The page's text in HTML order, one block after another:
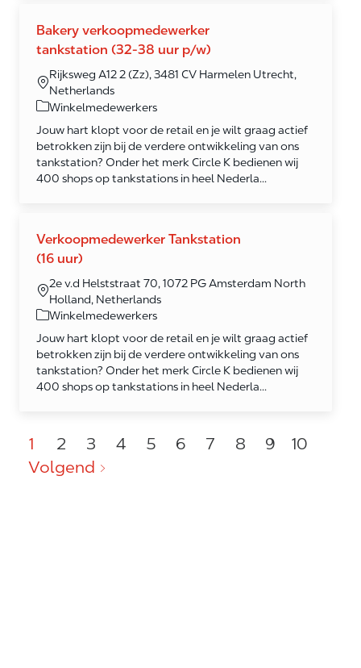
Bakery verkoopmedewerker
tankstation (32-38 uur p/w)
Rijksweg A12 2 (Zz), 3481 CV Harmelen Utrecht,
Netherlands
Category
Winkelmedewerkers
Jouw hart klopt voor de retail en je wilt graag actief
betrokken zijn bij de verdere ontwikkeling van ons
tankstation? Onder het merk Circle K bedienen wij
400 shops op tankstations in heel Nederla...
Verkoopmedewerker Tankstation
(16 uur)
2e v.d Helststraat 70, 1072 PG Amsterdam North
Holland, Netherlands
Category
Winkelmedewerkers
Jouw hart klopt voor de retail en je wilt graag actief
betrokken zijn bij de verdere ontwikkeling van ons
tankstation? Onder het merk Circle K bedienen wij
400 shops op tankstations in heel Nederla...
1 2 3 4 5 6 7 8 9
10
Volgend